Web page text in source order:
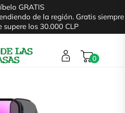
GRATIS
de la región. Gratis siempre
supere los 30.000 CLP
0